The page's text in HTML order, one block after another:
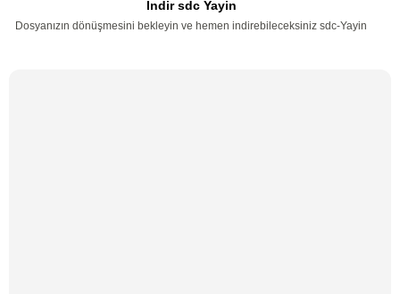
Indir sdc Yayin
Dosyanızın dönüşmesini bekleyin ve hemen indirebileceksiniz sdc-Yayin